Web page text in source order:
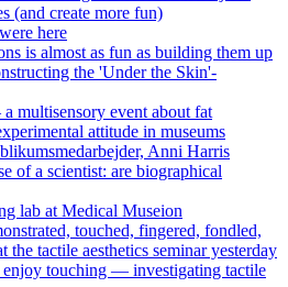
(and create more fun)
here
is almost as fun as building them up
the 'Under the Skin'-
multisensory event about fat
attitude in museums
Anni Harris
of a scientist: are biographical
lab at Medical Museion
touched, fingered, fondled,
the tactile aesthetics seminar yesterday
enjoy touching — investigating tactile